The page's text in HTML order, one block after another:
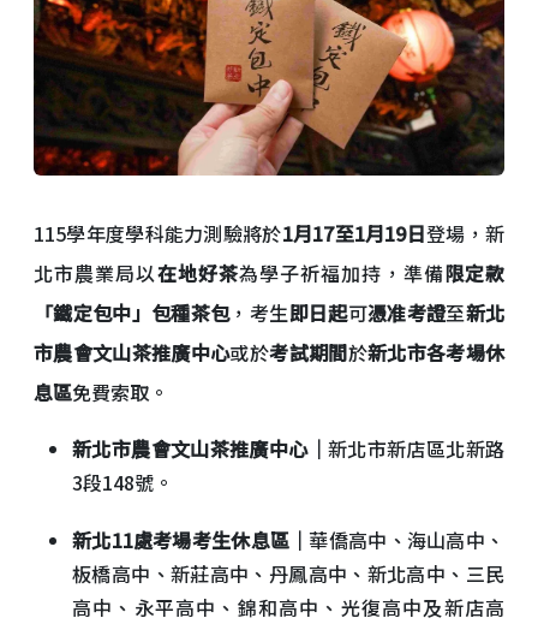
115學年度學科能力測驗將於1月17至1月19日登場，新
北市農業局以在地好茶為學子祈福加持，準備限定款
「鐵定包中」包種茶包，考生即日起可憑准考證至新北
市農會文山茶推廣中心或於考試期間於新北市各考場休
息區免費索取。
新北市農會文山茶推廣中心｜ 新北市新店區北新路
3段148號。
新北11處考場考生休息區｜華僑高中、海山高中、
板橋高中、新莊高中、丹鳳高中、新北高中、三民
高中、永平高中、錦和高中、光復高中及新店高